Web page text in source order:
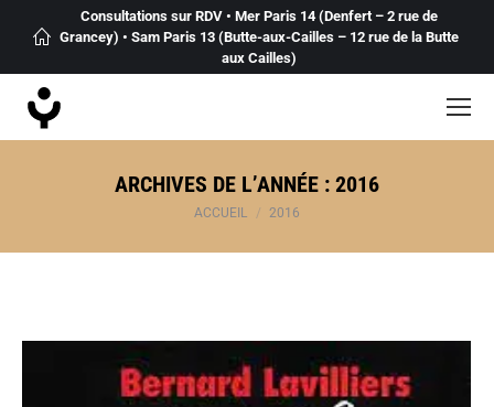
Consultations sur RDV • Mer Paris 14 (Denfert – 2 rue de
Grancey) • Sam Paris 13 (Butte-aux-Cailles – 12 rue de la Butte
aux Cailles)
ARCHIVES DE L’ANNÉE : 2016
Vous êtes ici :
ACCUEIL 2016